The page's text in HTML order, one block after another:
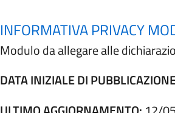
INFORMATIVA PRIVACY
Modulo da allegare alle
DATA INIZIALE DI